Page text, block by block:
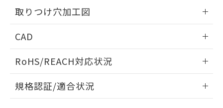
取りつけ穴加工図
CAD
ドすることができます。
ログイン/会員登録
RoHS/REACH対応状況
EU RoHS 注意事項・凡例
規格認証/適合状況
既に当社にて対応品への在庫切替を完了
していることから、特段のことがない限
り、2022年1月12日より割愛しておりま